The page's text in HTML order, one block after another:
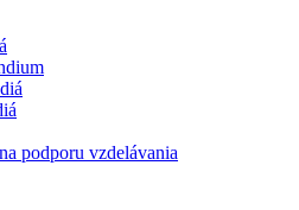
podporu vzdelávania